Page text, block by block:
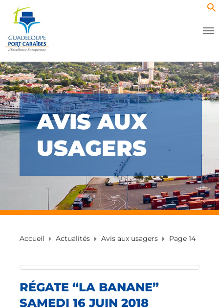
AVIS AUX
USAGERS
Accueil Actualités Avis aux usagers Page 14
RÉGATE “LA BANANE”
SAMEDI 16 JUIN 2018